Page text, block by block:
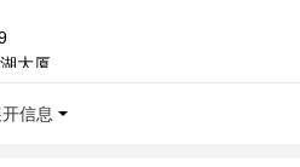
大厦
开信息